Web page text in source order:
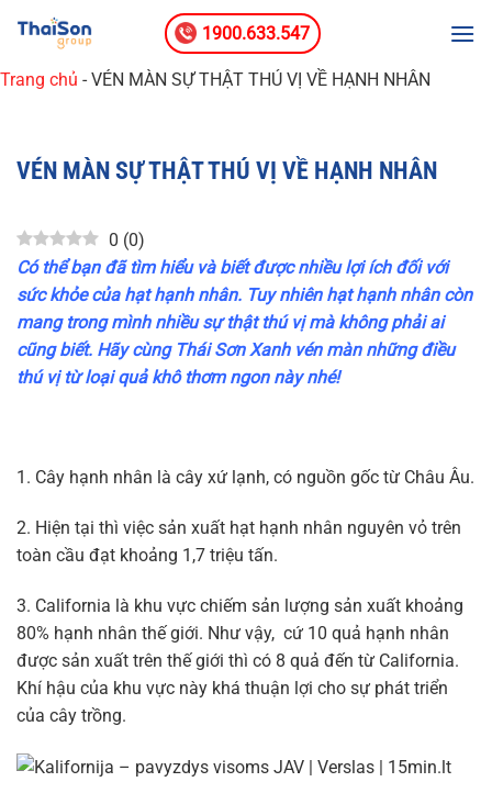
qua
nội
dung
1900.633.547
Trang chủ - VÉN MÀN SỰ THẬT THÚ VỊ VỀ HẠNH NHÂN
VÉN MÀN SỰ THẬT THÚ VỊ VỀ HẠNH NHÂN
0 (0)
Có thể bạn đã tìm hiểu và biết được nhiều lợi ích đối với
sức khỏe của hạt hạnh nhân. Tuy nhiên hạt hạnh nhân còn
mang trong mình nhiều sự thật thú vị mà không phải ai
cũng biết. Hãy cùng Thái Sơn Xanh vén màn những điều
thú vị từ loại quả khô thơm ngon này nhé!
1. Cây hạnh nhân là cây xứ lạnh, có nguồn gốc từ Châu Âu.
2. Hiện tại thì việc sản xuất hạt hạnh nhân nguyên vỏ trên
toàn cầu đạt khoảng 1,7 triệu tấn.
3. California là khu vực chiếm sản lượng sản xuất khoảng
80% hạnh nhân thế giới. Như vậy, cứ 10 quả hạnh nhân
được sản xuất trên thế giới thì có 8 quả đến từ California.
Khí hậu của khu vực này khá thuận lợi cho sự phát triển
của cây trồng.